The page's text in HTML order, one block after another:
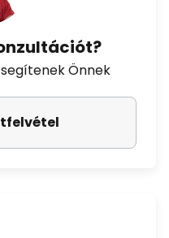
Önnek